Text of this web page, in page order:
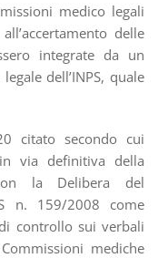
medico legali
delle
integrate da un
dell’INPS, quale
citato secondo cui
in via definitiva della
la Delibera del
n. 159/2008 come
controllo sui verbali
mediche